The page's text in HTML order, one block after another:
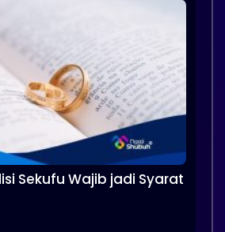
Sekufu Wajib jadi Syarat